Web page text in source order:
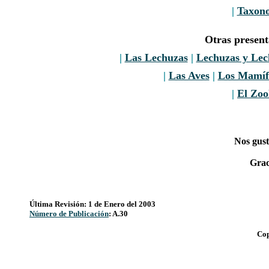
|
Otras
| Las Lechuzas| Lechuzas y
| Las Aves| Los
| El
Nos
Última Revisión: 1 de Enero del 2003
Número de Publicación: A.30